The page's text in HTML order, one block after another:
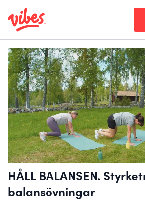
HÅLL BALANSEN.
balansövningar